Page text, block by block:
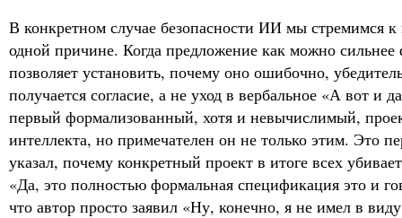
В конкретном случае безопасности ИИ мы стремимся
одной причине. Когда предложение как можно сильнее
позволяет установить, почему оно ошибочно,
получается согласие, а не уход в вербальное «А вот и
первый формализованный, хотя и невычислимый,
интеллекта, но примечателен он не только этим. Это
указал, почему конкретный проект в итоге всех
«Да, это полностью формальная спецификация это и
что автор просто заявил «Ну, конечно, я не имел в